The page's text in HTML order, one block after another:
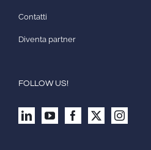
Contatti
Diventa partner
FOLLOW US!